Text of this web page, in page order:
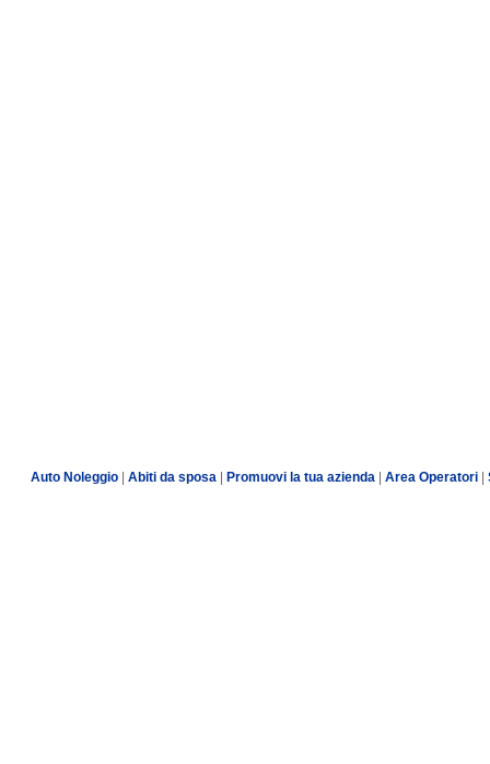
Auto Noleggio Abiti da sposa Promuovi la tua azienda Area Operatori